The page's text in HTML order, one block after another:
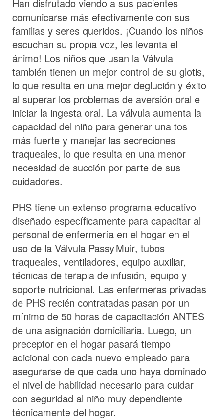
Han disfrutado viendo a sus pacientes
comunicarse más efectivamente con sus
familias y seres queridos. ¡Cuando los niños
escuchan su propia voz, les levanta el
ánimo! Los niños que usan la Válvula
también tienen un mejor control de su glotis,
lo que resulta en una mejor deglución y éxito
al superar los problemas de aversión oral e
iniciar la ingesta oral. La válvula aumenta la
capacidad del niño para generar una tos
más fuerte y manejar las secreciones
traqueales, lo que resulta en una menor
necesidad de succión por parte de sus
cuidadores.
PHS tiene un extenso programa educativo
diseñado específicamente para capacitar al
personal de enfermería en el hogar en el
uso de la Válvula Passy Muir, tubos
traqueales, ventiladores, equipo auxiliar,
técnicas de terapia de infusión, equipo y
soporte nutricional. Las enfermeras privadas
de PHS recién contratadas pasan por un
mínimo de 50 horas de capacitación ANTES
de una asignación domiciliaria. Luego, un
preceptor en el hogar pasará tiempo
adicional con cada nuevo empleado para
asegurarse de que cada uno haya dominado
el nivel de habilidad necesario para cuidar
con seguridad al niño muy dependiente
técnicamente del hogar.